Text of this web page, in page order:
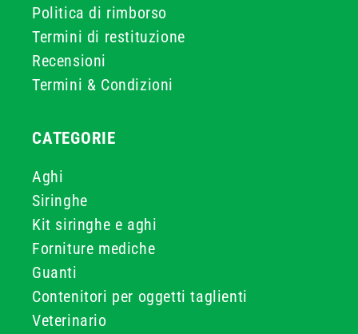
Politica di rimborso
Termini di restituzione
Recensioni
Termini & Condizioni
CATEGORIE
Aghi
Siringhe
Kit siringhe e aghi
Forniture mediche
Guanti
Contenitori per oggetti taglienti
Veterinario